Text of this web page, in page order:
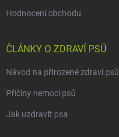
Hodnocení obchodu
ČLÁNKY O ZDRAVÍ PSŮ
Návod na přirozené zdraví psů
Příčiny nemocí psů
Jak uzdravit psa